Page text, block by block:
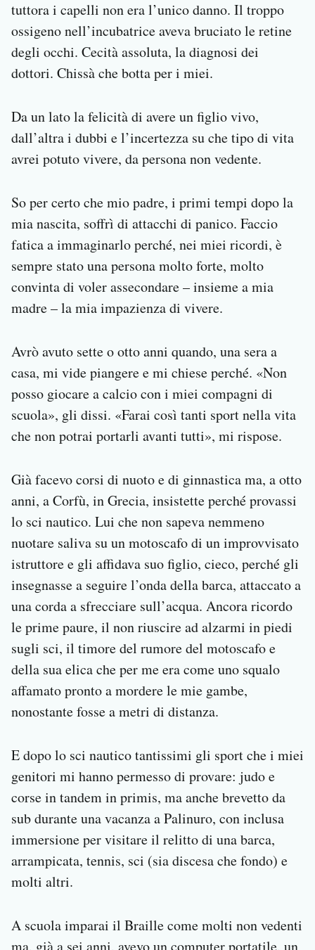
tuttora i capelli non era l’unico danno. Il troppo
ossigeno nell’incubatrice aveva bruciato le retine
degli occhi. Cecità assoluta, la diagnosi dei
dottori. Chissà che botta per i miei.
Da un lato la felicità di avere un figlio vivo,
dall’altra i dubbi e l’incertezza su che tipo di vita
avrei potuto vivere, da persona non vedente.
So per certo che mio padre, i primi tempi dopo la
mia nascita, soffrì di attacchi di panico. Faccio
fatica a immaginarlo perché, nei miei ricordi, è
sempre stato una persona molto forte, molto
convinta di voler assecondare – insieme a mia
madre – la mia impazienza di vivere.
Avrò avuto sette o otto anni quando, una sera a
casa, mi vide piangere e mi chiese perché. «Non
posso giocare a calcio con i miei compagni di
scuola», gli dissi. «Farai così tanti sport nella vita
che non potrai portarli avanti tutti», mi rispose.
Già facevo corsi di nuoto e di ginnastica ma, a otto
anni, a Corfù, in Grecia, insistette perché provassi
lo sci nautico. Lui che non sapeva nemmeno
nuotare saliva su un motoscafo di un improvvisato
istruttore e gli affidava suo figlio, cieco, perché gli
insegnasse a seguire l’onda della barca, attaccato a
una corda a sfrecciare sull’acqua. Ancora ricordo
le prime paure, il non riuscire ad alzarmi in piedi
sugli sci, il timore del rumore del motoscafo e
della sua elica che per me era come uno squalo
affamato pronto a mordere le mie gambe,
nonostante fosse a metri di distanza.
E dopo lo sci nautico tantissimi gli sport che i miei
genitori mi hanno permesso di provare: judo e
corse in tandem in primis, ma anche brevetto da
sub durante una vacanza a Palinuro, con inclusa
immersione per visitare il relitto di una barca,
arrampicata, tennis, sci (sia discesa che fondo) e
molti altri.
A scuola imparai il Braille come molti non vedenti
ma, già a sei anni, avevo un computer portatile, un